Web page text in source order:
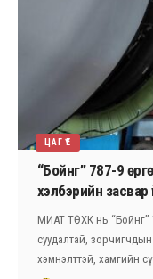
ЦАГ ҮЕ
“Бойнг” 787-9
хэлбэрийн засвар
МИАТ ТӨХК нь “Бойнг”
суудалтай,
хэмнэлттэй, хамгийн